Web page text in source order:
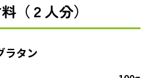
（２人分）
ラタン